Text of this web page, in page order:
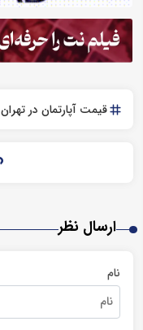
قیمت آپارتمان در تهران
ارسال نظر
نام